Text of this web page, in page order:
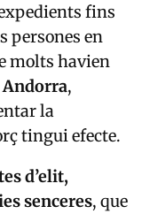
fins
persones en
molts havien
,
la
tingui efecte.
d’elit,
senceres, que